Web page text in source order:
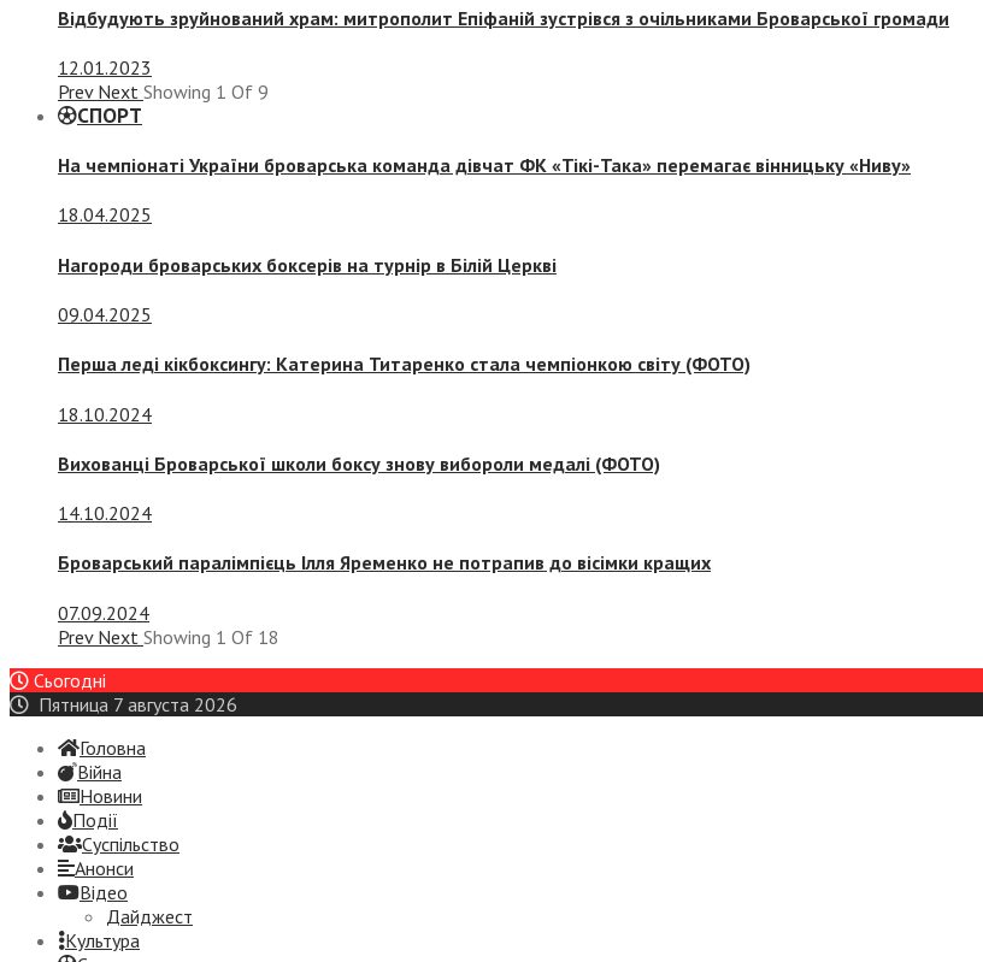
Відбудують зруйнований храм: митрополит Епіфаній зустрівся з очільниками Броварської громади
12.01.2023
Prev Next Showing 1 Of 9
СПОРТ
На чемпіонаті України броварська команда дівчат ФК «Тікі-Така» перемагає вінницьку «Ниву»
18.04.2025
Нагороди броварських боксерів на турнір в Білій Церкві
09.04.2025
Перша леді кікбоксингу: Катерина Титаренко стала чемпіонкою світу (ФОТО)
18.10.2024
Вихованці Броварської школи боксу знову вибороли медалі (ФОТО)
14.10.2024
Броварський паралімпієць Ілля Яременко не потрапив до вісімки кращих
07.09.2024
Prev Next Showing 1 Of 18
Сьогодні
Пятница 7 августа 2026
Головна
Війна
Новини
Події
Суспiльство
Анонси
Відео
Дайджест
Культура